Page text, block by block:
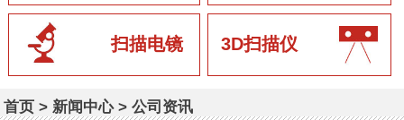
扫描电镜 3D扫描仪
首页 > 新闻中心>公司资讯